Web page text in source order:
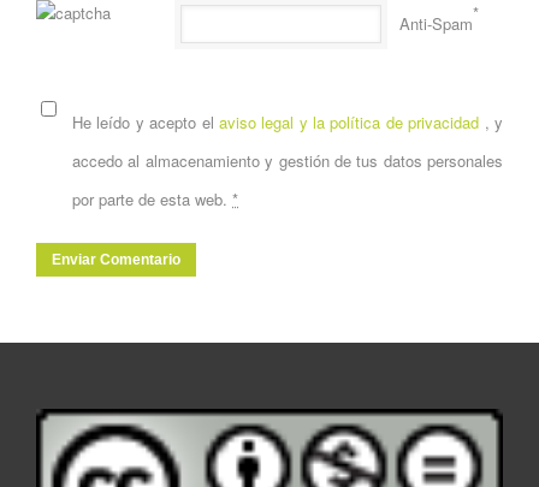
Anti-Spam*
He leído y acepto el aviso legal y la política de privacidad , y
accedo al almacenamiento y gestión de tus datos personales
por parte de esta web. *